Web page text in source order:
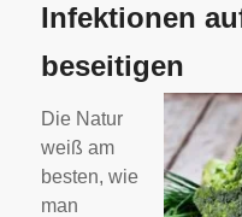
Infektionen
beseitigen
Die Natur
weiß am
besten, wie
man